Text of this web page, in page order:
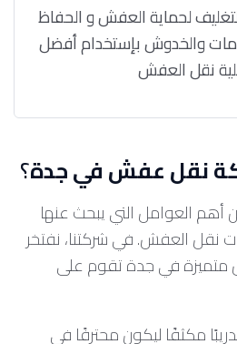
لحماية العفش و الحفاظ
والخدوش بإستخدام أفضل
نقل العفش
نقل عفش في جدة؟
أهم العوامل التي يبحث عنها
نقل العفش. في شركتنا، نفتخر
في جدة تقوم على